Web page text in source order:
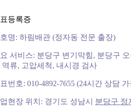
등록증
명: 하림배관 (정자동 전문 출장)
서비스: 분당구 변기막힘, 분당구
역류, 고압세척, 내시경 검사
번호: 010-4892-7655 (24시간 상담
현장 위치: 경기도 성남시 분당구 정